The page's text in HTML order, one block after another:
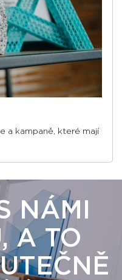
a kampaně, které mají
NÁMI
A TO